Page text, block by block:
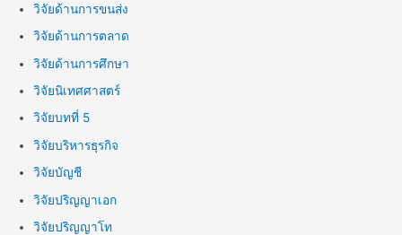
วิจัยด้านการขนส่ง
วิจัยด้านการตลาด
วิจัยด้านการศึกษา
วิจัยนิเทศศาสตร์
วิจัยบทที่ 5
วิจัยบริหารธุรกิจ
วิจัยบัญชี
วิจัยปริญญาเอก
วิจัยปริญญาโท